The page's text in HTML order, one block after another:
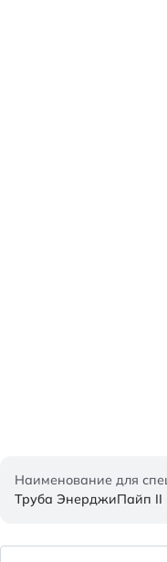
Наименование для
Труба ЭнерджиПайп II